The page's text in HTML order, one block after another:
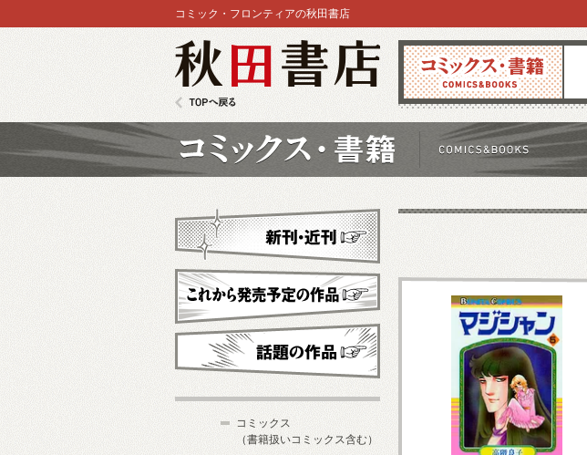
コミックス 雑誌
コミック・フロンティアの秋田書店
新刊情報
新刊・近刊
これから発売予定
コミックス
（書籍扱いコミックス含む）